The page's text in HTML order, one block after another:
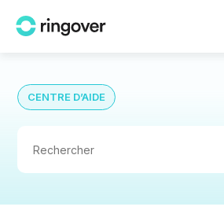
CENTRE D’AIDE